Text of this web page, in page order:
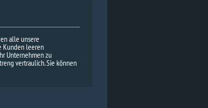
alle unsere
Kunden leeren
Unternehmen zu
vertraulich. Sie können